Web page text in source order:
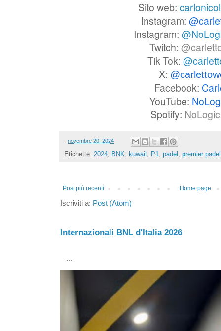
Sito web:
Instagram:
Instagram:
Twitch:
Tik Tok:
X:
Facebook:
YouTube:
Spotify:
- novembre 20, 2024
Etichette: 2024 BNK kuwait P1 padel premier padel
Post più recenti Home page
Iscriviti a: Post (Atom)
Internazionali BNL d'Italia 2026
...